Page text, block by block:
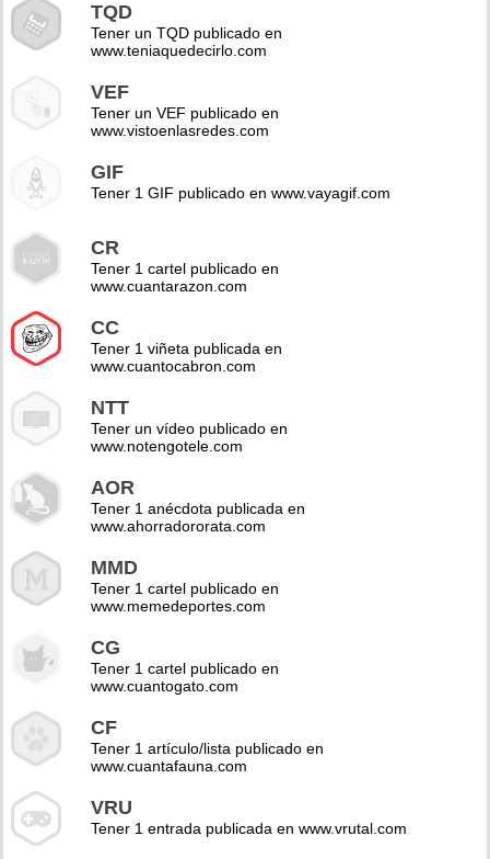
TQD
Tener un TQD publicado en
www.teniaquedecirlo.com
VEF
Tener un VEF publicado en
www.vistoenlasredes.com
GIF
Tener 1 GIF publicado en www.vayagif.com
CR
Tener 1 cartel publicado en
www.cuantarazon.com
CC
Tener 1 viñeta publicada en
www.cuantocabron.com
NTT
Tener un vídeo publicado en
www.notengotele.com
AOR
Tener 1 anécdota publicada en
www.ahorradororata.com
MMD
Tener 1 cartel publicado en
www.memedeportes.com
CG
Tener 1 cartel publicado en
www.cuantogato.com
CF
Tener 1 artículo/lista publicado en
www.cuantafauna.com
VRU
Tener 1 entrada publicada en www.vrutal.com